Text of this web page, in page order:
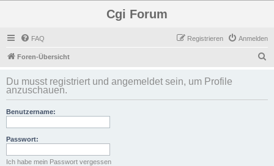
Cgi Forum
FAQ Anmelden
Registrieren
Foren-Übersicht
h
Du musst registriert und angemeldet sein, um Profile
anzuschauen.
Benutzername:
Passwort:
Ich habe mein Passwort vergessen